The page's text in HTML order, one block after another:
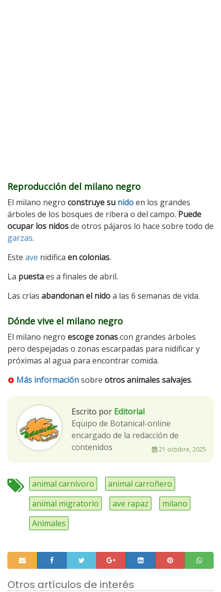
Reproducción del milano negro
El milano negro construye su nidoen los grandes
árboles de los bosques de ribera o del campo. Puede
ocupar los nidosde otros pájaros lo hace sobre todo de
garzas.
Este ave nidifica en colonias.
La puestaes a finales de abril.
Las crías abandonan el nidoa las 6 semanas de vida.
Dónde vive el milano negro
El milano negro escoge zonascon grandes árboles
pero despejadas o zonas escarpadas para nidificar y
próximas al agua para encontrar comida.
Más informaciónsobre otros animales salvajes.
Escrito por Editorial
Equipo de Botanical-online
encargado de la redacción de
contenidos
21 octubre, 2025
animal carnívoro
animal carroñero
animal migratorio
ave rapaz
milano
Animales
Otros artículos de interés